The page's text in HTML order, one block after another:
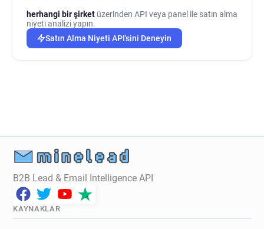
herhangi bir şirket üzerinden API veya panel ile satın alma
niyeti analizi yapın.
Satın Alma Niyeti API'sini Deneyin
B2B Lead & Email Intelligence API
KAYNAKLAR